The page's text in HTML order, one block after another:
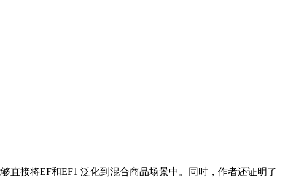
接将EF和EF1 泛化到混合商品场景中。同时，作者还证明了